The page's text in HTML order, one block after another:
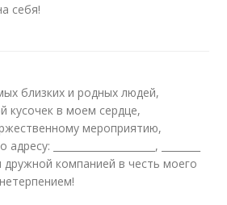
себя!
близких и родных людей,
в моем сердце,
мероприятию,
_____________________, ________
компанией в честь моего